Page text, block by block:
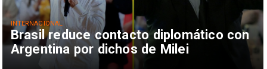
Brasil reduce contacto diplomático con
Argentina por dichos de Milei
INTERNACIONAL